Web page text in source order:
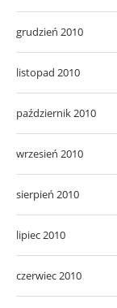
grudzień 2010
listopad 2010
październik 2010
wrzesień 2010
sierpień 2010
lipiec 2010
czerwiec 2010